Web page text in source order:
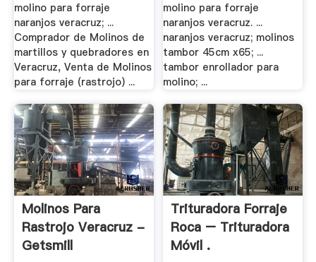
molino para forraje
naranjos veracruz; ...
Comprador de Molinos de
martillos y quebradores en
Veracruz, Venta de Molinos
para forraje (rastrojo) ...
molino para forraje
naranjos veracruz. ...
naranjos veracruz; molinos
tambor 45cm x65; ...
tambor enrollador para
molino; ...
Molinos Para
Rastrojo Veracruz -
Getsmill
Trituradora Forraje
Roca – Trituradora
Móvil .